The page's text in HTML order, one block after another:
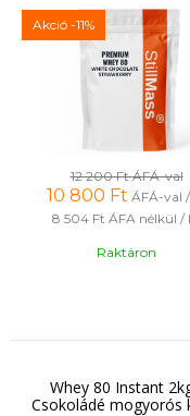
Akció -11%
12 200 FtÁFÁ-val
10 800 Ft ÁFÁ-val
8 504 Ft ÁFA nélkül /
Raktáron
Whey 80 Instant
Csokoládé mogyorós